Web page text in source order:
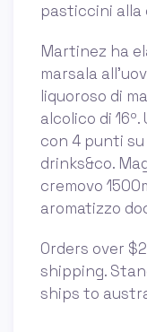
pasticcini alla
Martinez ha
marsala
liquoroso di
alcolico di
con 4 punti
drinks&co.
cremovo
aromatizzo
Orders over
shipping.
ships to